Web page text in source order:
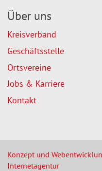
Über uns
Kreisverband
Geschäftsstelle
Ortsvereine
Jobs & Karriere
Kontakt
Konzept und
Internetagentur